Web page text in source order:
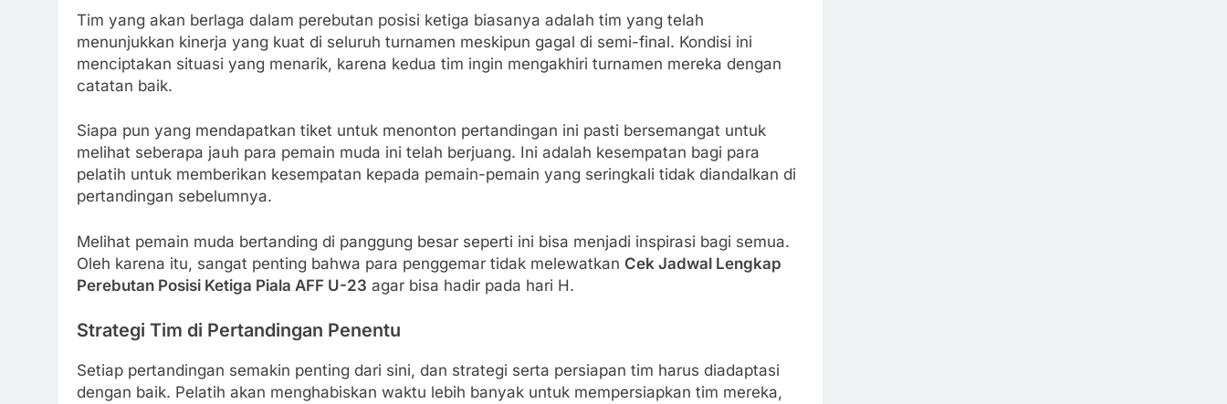
Tim yang akan berlaga dalam perebutan posisi ketiga biasanya adalah tim yang telah
menunjukkan kinerja yang kuat di seluruh turnamen meskipun gagal di semi-final. Kondisi ini
menciptakan situasi yang menarik, karena kedua tim ingin mengakhiri turnamen mereka dengan
catatan baik.
Siapa pun yang mendapatkan tiket untuk menonton pertandingan ini pasti bersemangat untuk
melihat seberapa jauh para pemain muda ini telah berjuang. Ini adalah kesempatan bagi para
pelatih untuk memberikan kesempatan kepada pemain-pemain yang seringkali tidak diandalkan di
pertandingan sebelumnya.
Melihat pemain muda bertanding di panggung besar seperti ini bisa menjadi inspirasi bagi semua.
Oleh karena itu, sangat penting bahwa para penggemar tidak melewatkan Cek Jadwal Lengkap
Perebutan Posisi Ketiga Piala AFF U-23 agar bisa hadir pada hari H.
Strategi Tim di Pertandingan Penentu
Setiap pertandingan semakin penting dari sini, dan strategi serta persiapan tim harus diadaptasi
dengan baik. Pelatih akan menghabiskan waktu lebih banyak untuk mempersiapkan tim mereka,